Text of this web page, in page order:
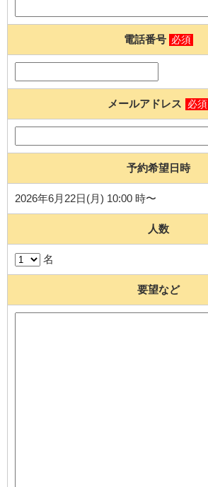
電話番号 必須
メールアドレス 必須
予約希望日時
2026年6月22日(月) 10:00 時〜
人数
名
要望など